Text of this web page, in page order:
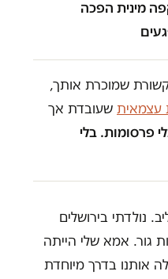
מינית הפכה
שמוכרת אותך,
עצמאית שעובדת אך
פרסומות. בלי
נולדתי בירושלים
גור. אמא שלי הייתה
אותנו בדרך מיוחדת